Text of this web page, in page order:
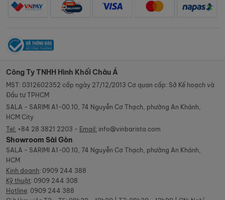
Công Ty TNHH Hình Khối Châu Á
MST: 0312602352 cấp ngày 27/12/2013 Cơ quan cấp: Sở Kế hoạch và
Đầu tư TPHCM
SALA - SARIMI A1-00.10, 74 Nguyễn Cơ Thạch, phường An Khánh,
HCM City
Tel: +84 28 3821 2203 - Email: info@vinbarista.com
Showroom Sài Gòn
SALA - SARIMI A1-00.10, 74 Nguyễn Cơ Thạch, phường An Khánh,
HCM
Kinh doanh: 0909 244 388
Kỹ thuật: 0909 244 308
Hotline: 0909 244 388